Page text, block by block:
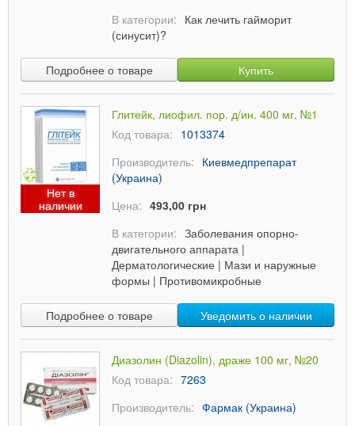
В категории: Как лечить гайморит
(синусит)?
Подробнее о товаре Купить
Нет в
наличии
Глитейк, лиофил. пор. д/ин. 400 мг, №1
Код товара: 1013374
Производитель: Киевмедпрепарат
(Украина)
Цена: 493,00 грн
В категории: Заболевания опорно-
двигательного аппарата |
Дерматологические | Мази и наружные
формы | Противомикробные
Подробнее о товаре Уведомить о наличии
Диазолин (Diazolin), драже 100 мг, №20
Код товара: 7263
Производитель: Фармак (Украина)